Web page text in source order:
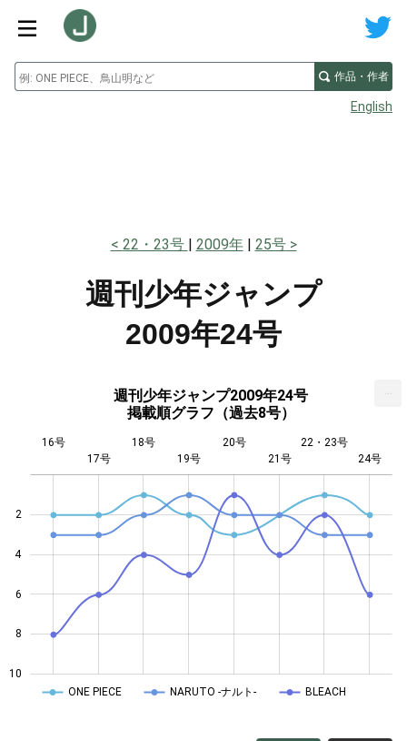
作品・作者
English
22・23号 2009年 25号
週刊少年ジャンプ
2009年24号
週刊少年ジャンプ2009年24号
掲載順グラフ（過去8号）
2
4
6
8
10
16号
17号
18号
19号
20号
21号
22・23号
24号
ONE PIECE NARUTO -ナルト- BLEACH